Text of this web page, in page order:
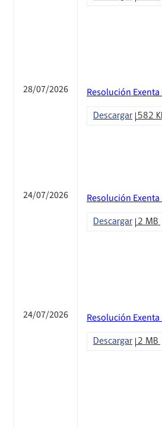
28/07/2026 Resolución Exenta
Descargar 582
24/07/2026 Resolución Exenta
Descargar 2 MB
24/07/2026 Resolución Exenta
Descargar 2 MB